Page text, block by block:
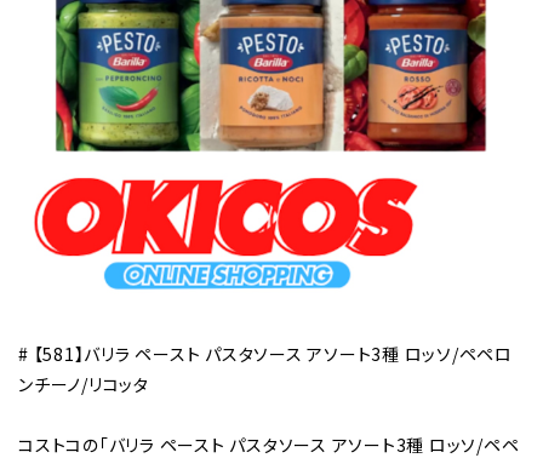
# 【581】バリラ ペースト パスタソース アソート3種 ロッソ/ペペロ
ンチーノ/リコッタ
コストコの「バリラ ペースト パスタソース アソート3種 ロッソ/ペペ